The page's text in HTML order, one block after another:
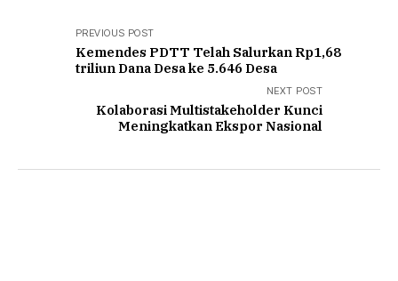
PREVIOUS POST
Kemendes PDTT Telah Salurkan Rp1,68
triliun Dana Desa ke 5.646 Desa
NEXT POST
Kolaborasi Multistakeholder Kunci
Meningkatkan Ekspor Nasional